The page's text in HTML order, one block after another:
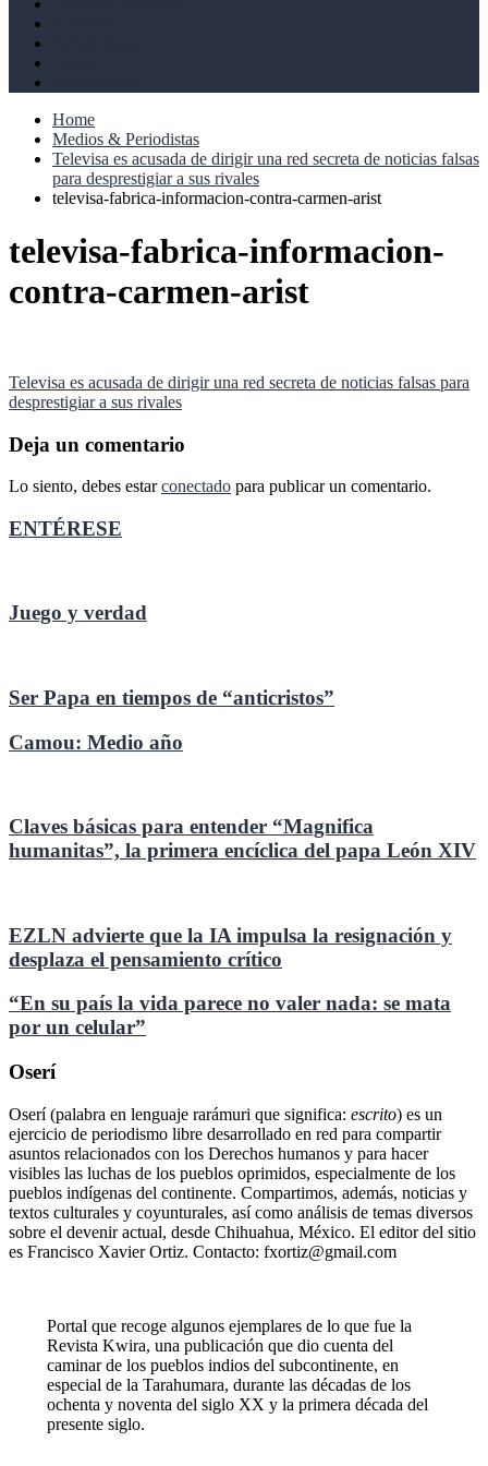
Home
Medios & Periodistas
Televisa es acusada de dirigir una red secreta de noticias falsas
para desprestigiar a sus rivales
televisa-fabrica-informacion-contra-carmen-arist
televisa-fabrica-informacion-
contra-carmen-arist
Navegación
de
entradas
Televisa es acusada de dirigir una red secreta de noticias falsas para
desprestigiar a sus rivales
Deja un comentario
Lo siento, debes estarconectado para publicar un comentario.
ENTÉRESE
Juego y verdad
Ser Papa en tiempos de “anticristos”
Camou: Medio año
Claves básicas para entender “Magnifica
humanitas”, la primera encíclica del papa León XIV
EZLN advierte que la IA impulsa la resignación y
desplaza el pensamiento crítico
“En su país la vida parece no valer nada: se mata
por un celular”
Oserí
Oserí (palabra en lenguaje rarámuri que significa: escrito) es un
ejercicio de periodismo libre desarrollado en red para compartir
asuntos relacionados con los Derechos humanos y para hacer
visibles las luchas de los pueblos oprimidos, especialmente de los
pueblos indígenas del continente. Compartimos, además, noticias y
textos culturales y coyunturales, así como análisis de temas diversos
sobre el devenir actual, desde Chihuahua, México. El editor del sitio
es Francisco Xavier Ortiz. Contacto: fxortiz@gmail.com
Portal que recoge algunos ejemplares de lo que fue la
Revista Kwira, una publicación que dio cuenta del
caminar de los pueblos indios del subcontinente, en
especial de la Tarahumara, durante las décadas de los
ochenta y noventa del siglo XX y la primera década del
presente siglo.